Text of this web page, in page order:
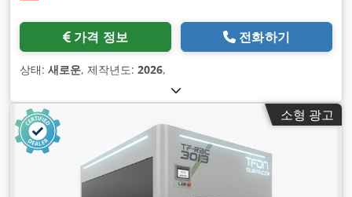
가격 정보 전화하기
상태: 새로운, 제작년도: 2026,
소형 광고